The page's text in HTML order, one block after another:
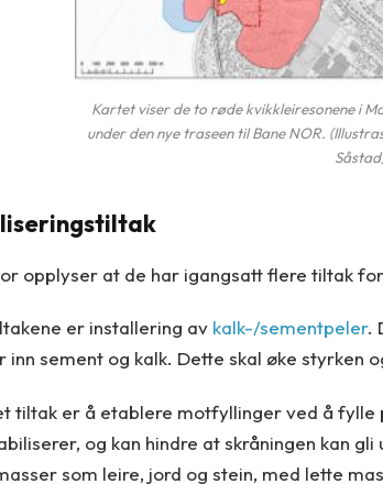
Kartet viser de to røde kvikkleiresonene i
under den nye traseen til Bane NOR.
opplyser at de har igangsatt flere tiltak
er installering av kalk-/sementpeler.
inn sement og kalk. Dette skal øke styrken
tiltak er å etablere motfyllinger ved å fylle
og kan hindre at skråningen kan
som leire, jord og stein, med lette